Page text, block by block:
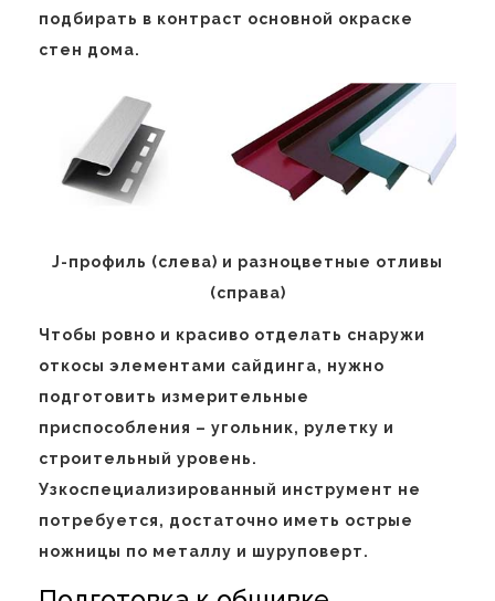
подбирать в контраст основной окраске
стен дома.
J-профиль (слева) и разноцветные отливы
(справа)
Чтобы ровно и красиво отделать снаружи
откосы элементами сайдинга, нужно
подготовить измерительные
приспособления – угольник, рулетку и
строительный уровень.
Узкоспециализированный инструмент не
потребуется, достаточно иметь острые
ножницы по металлу и шуруповерт.